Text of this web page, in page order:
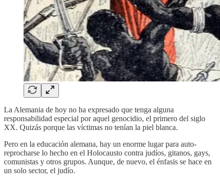
La Alemania de hoy no ha expresado que tenga alguna
responsabilidad especial por aquel genocidio, el primero del siglo
XX. Quizás porque las víctimas no tenían la piel blanca.
Pero en la educación alemana, hay un enorme lugar para auto-
reprocharse lo hecho en el Holocausto contra judíos, gitanos, gays,
comunistas y otros grupos. Aunque, de nuevo, el énfasis se hace en
un solo sector, el judío.